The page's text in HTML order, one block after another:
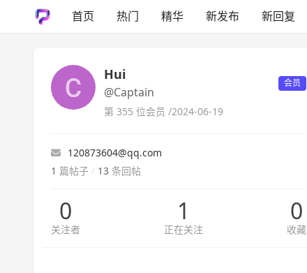
首页 热门 精华 新发布 新回复
Hui
@Captain
会员
第 355 位会员 /2024-06-19
120873604@qq.com
1 篇帖子 / 13 条回帖
0
关注者
1
正在关注
0
收藏